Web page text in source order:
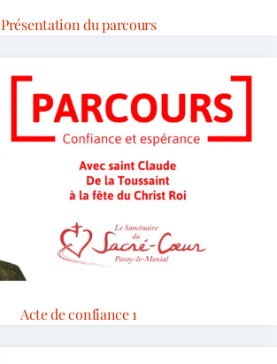
Présentation du parcours
Acte de confiance 1